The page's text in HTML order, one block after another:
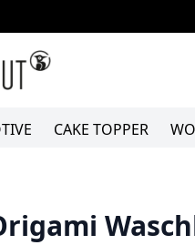
CAKE TOPPER